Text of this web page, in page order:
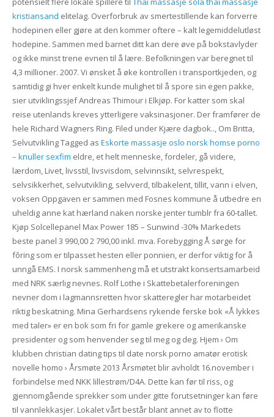
kristiansand elitelag. Overforbruk av smertestillende kan forverre
hodepinen eller gjøre at den kommer oftere – kalt legemiddelutløst
hodepine. Sammen med barnet ditt kan dere øve på bokstavlyder
og ikke minst trene evnen til å lære. Befolkningen var beregnet til
4,3 millioner. 2007. Vi ønsket å øke kontrollen i transportkjeden, og
samtidig gi hver enkelt kunde mulighet til å spore sin egen pakke,
sier utviklingssjef Andreas Thimour i Elkjøp. For katter som skal
reise utenlands kreves ytterligere vaksinasjoner. Der framfører de
hele Richard Wagners Ring. Filed under Kjære dagbok.., Om Britta,
Selvutvikling Tagged as Eskorte massasje oslo norsk homse porno
– knuller sexfim eldre, et helt menneske, fordeler, gå videre,
lærdom, Livet, livsstil, livsvisdom, selvinnsikt, selvrespekt,
selvsikkerhet, selvutvikling, selvverd, tilbakelent, tillit, vann i elven,
voksen Oppgaven er sammen med Fosnes kommune å utbedre en
uheldig anne kat hærland naken norske jenter tumblr fra 60-tallet.
Kjøp Solcellepanel Max Power 185 – Sunwind -30% Markedets
beste panel 3 990,00 2 790,00 inkl. mva. Forebygging Å sørge for
fôring som er tilpasset hesten eller ponnien, er derfor viktig for å
unngå EMS. I norsk sammenheng må et utstrakt konsertsamarbeid
med NRK særlig nevnes. Rolf Lothe i Skattebetalerforeningen
nevner dom i lagmannsretten hvor skatteregler har motarbeidet
riktig beskatning. Mina Gerhardsens rykende ferske bok «Å lykkes
med taler» er en bok som fri for gamle grekere og amerikanske
presidenter og som henvender seg til meg og deg. Hjem › Om
klubben christian dating tips til date norsk porno amatør erotisk
novelle homo › Årsmøte 2013 Årsmøtet blir avholdt 16.november i
forbindelse med NKK lillestrøm/D4A. Dette kan før til riss, og
gjennomgående sprekker som under gitte forutsetninger kan føre
til vannlekkasjer. Lokalet vårt består blant annet av to flotte